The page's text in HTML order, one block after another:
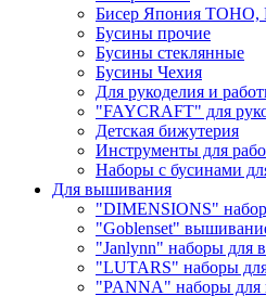
Бисер Япония
Бусины прочие
Бусины стеклянные
Бусины Чехия
Для рукоделия и
"FAYCRAFT" для
Детская бижутерия
Инструменты для
Наборы с бусинами
Для вышивания
"DIMENSIONS"
"Goblenset"
"Janlynn" наборы для
"LUTARS" наборы
"PANNA" наборы